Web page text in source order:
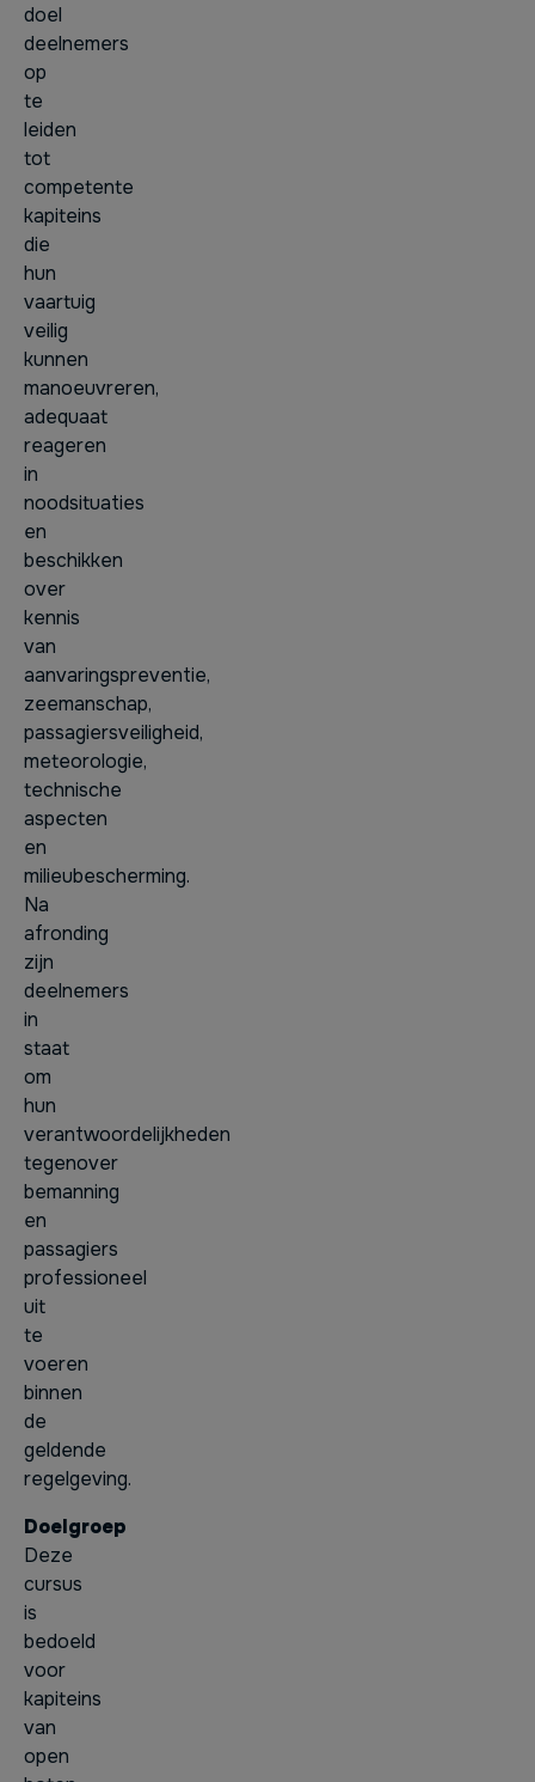
doel
deelnemers
op
te
leiden
tot
competente
kapiteins
die
hun
vaartuig
veilig
kunnen
manoeuvreren,
adequaat
reageren
in
noodsituaties
en
beschikken
over
kennis
van
aanvaringspreventie,
zeemanschap,
passagiersveiligheid,
meteorologie,
technische
aspecten
en
milieubescherming.
Na
afronding
zijn
deelnemers
in
staat
om
hun
verantwoordelijkheden
tegenover
bemanning
en
passagiers
professioneel
uit
te
voeren
binnen
de
geldende
regelgeving.
Doelgroep
Deze
cursus
is
bedoeld
voor
kapiteins
van
open